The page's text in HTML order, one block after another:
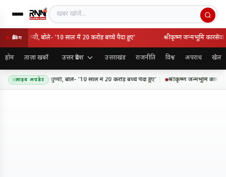
खबर खोजें
ब्रेकिंग
ने तोड़ी चुप्पी, बोले- ‘10 साल में 20 करोड़ बच्चे पैदा हुए’ श्रीकृष्ण जन्मभूमि
होम ताज़ा खबरें उत्तर प्रदेश उत्तराखंड राजनीति विश्व अपराध खेल
लाइव अपडेट
धर्मेंद्र प्रधान ने तोड़ी चुप्पी, बोले- ‘10 साल में 20 करोड़ बच्चे पैदा हुए’ श्रीकृष्ण जन्मभूमि